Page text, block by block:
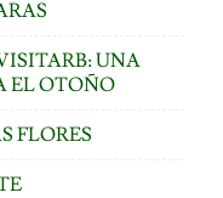
UNA
EL OTOÑO
FLORES